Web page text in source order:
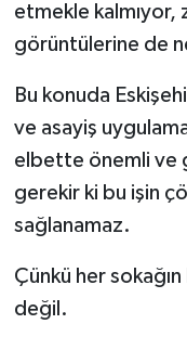
etmekle kalmıyor,
görüntülerine de
Bu konuda
ve asayiş
elbette önemli ve
gerekir ki bu işin
sağlanamaz.
Çünkü her
değil.